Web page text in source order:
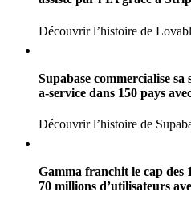
Plus de 700
Produits utilisés :
Payments, Terminal, Connect,
acheteurs
Payments, Connect, Data Pipeline
des paiements pour les éditions
pour intégrer Stripe et passer en
Découvrir l’histoire de
Supabase commercialise
a-service dans 150 pays
Découvrir l’histoire de
Gamma franchit le cap des
70 millions d’utilisateurs